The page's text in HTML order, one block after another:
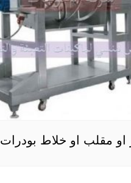
مقلب او خلاط بودرات